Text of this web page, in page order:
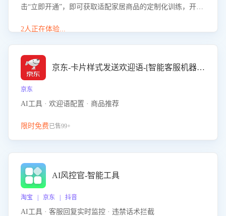
击“立即开通”，即可获取适配家居商品的定制化训练，开启
能、尺寸参数咨询等高频场景下的专业应对能力。
2人正在体验...
京东-卡片样式发送欢迎语-[智能客服机器人]
京东
AI工具 · 欢迎语配置 · 商品推荐
限时免费已售99+
AI风控官-智能工具
淘宝 | 京东 | 抖音
AI工具 · 客服回复实时监控 · 违禁话术拦截